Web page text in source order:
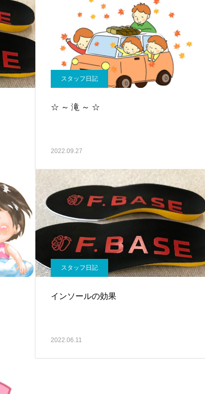
スタッフ日記
☆ ～ 滝 ～ ☆
2022.09.27
スタッフ日記
インソールの効果
2022.06.11